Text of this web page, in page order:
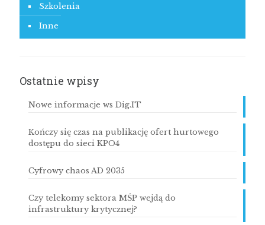
Szkolenia
Inne
Ostatnie wpisy
Nowe informacje ws Dig.IT
Kończy się czas na publikację ofert hurtowego
dostępu do sieci KPO4
Cyfrowy chaos AD 2035
Czy telekomy sektora MŚP wejdą do
infrastruktury krytycznej?